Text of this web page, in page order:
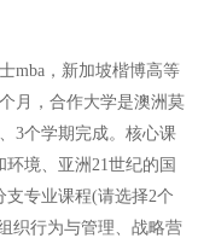
，新加坡楷博高等
月，合作大学是澳洲莫
3个学期完成。核心课
境、亚洲21世纪的国
支专业课程(请选择2个
织行为与管理、战略营